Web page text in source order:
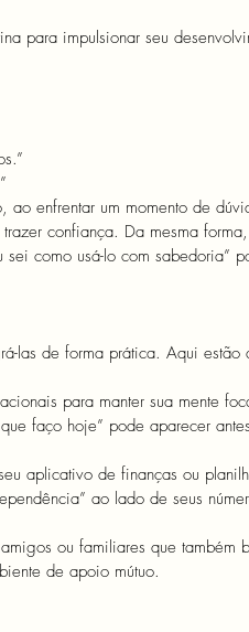
para impulsionar seu
ao enfrentar um momento de
confiança. Da mesma
como usá-lo com sabedoria”
las de forma prática. Aqui estão
para manter sua mente
faço hoje” pode aparecer
aplicativo de finanças ou
ao lado de seus
ou familiares que também
de apoio mútuo.